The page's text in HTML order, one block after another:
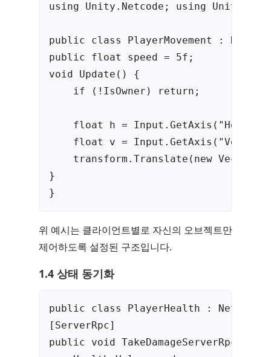
using Unity.Netcode; using
public class PlayerMovement :
public float speed = 5f;
void Update() {
    if (!IsOwner) return;
float h =
float v =
transform.Translate(new
}
}
위 예시는 클라이언트별로 자신의 오브젝트만
제어하도록 설정된 구조입니다.
1.4 상태 동기화
public class PlayerHealth :
[ServerRpc]
public void TakeDamageServerRpc(int